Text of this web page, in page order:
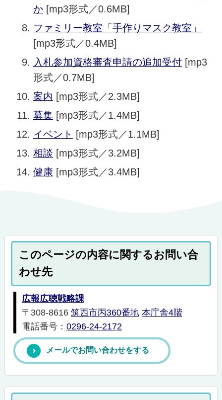
か[mp3形式／0.6MB]
ファミリー教室「手作りマスク教室」
[mp3形式／0.4MB]
入札参加資格審査申請の追加受付[mp3
形式／0.7MB]
案内 [mp3形式／2.3MB]
募集 [mp3形式／1.4MB]
イベント
[mp3形式／1.1MB]
相談 [mp3形式／3.2MB]
健康 [mp3形式／3.4MB]
このページの内容に関するお問い合
わせ先
広報広聴戦略課
〒308-8616 筑西市丙360番地 本庁舎4階
電話番号： 0296-24-2172
メールでお問い合わせをする